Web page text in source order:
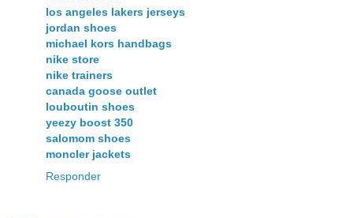
los angeles lakers jerseys
jordan shoes
michael kors handbags
nike store
nike trainers
canada goose outlet
louboutin shoes
yeezy boost 350
salomom shoes
moncler jackets
Responder